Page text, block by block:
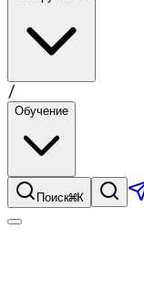
/
Обучение
Поиск⌘K